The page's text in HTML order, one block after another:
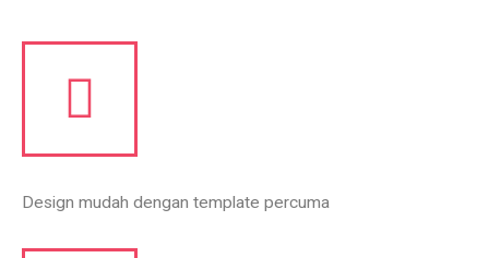
Design mudah dengan template percuma